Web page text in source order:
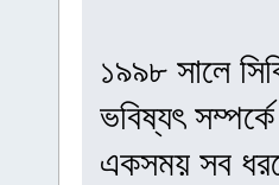
১৯৯৮ সালে
ভবিষ্যৎ
একসময় সব